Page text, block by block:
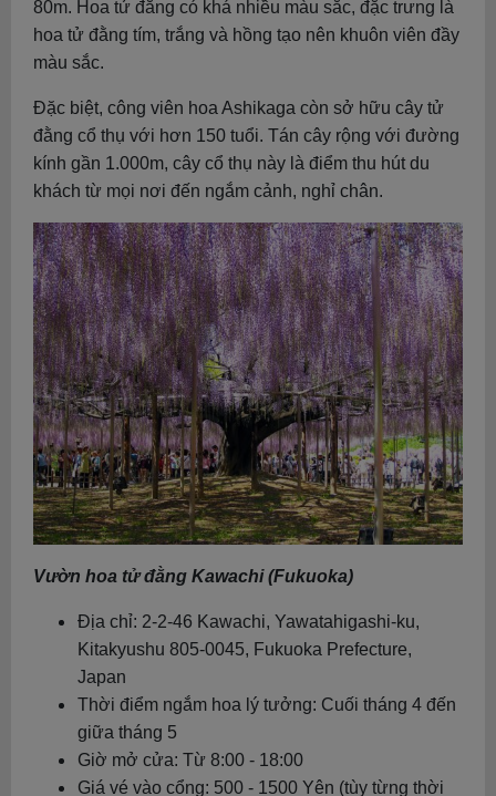
80m. Hoa tử đằng có khá nhiều màu sắc, đặc trưng là
hoa tử đằng tím, trắng và hồng tạo nên khuôn viên đầy
màu sắc.
Đặc biệt, công viên hoa Ashikaga còn sở hữu cây tử
đằng cổ thụ với hơn 150 tuổi. Tán cây rộng với đường
kính gần 1.000m, cây cổ thụ này là điểm thu hút du
khách từ mọi nơi đến ngắm cảnh, nghỉ chân.
Vườn hoa tử đằng Kawachi (Fukuoka)
Địa chỉ: 2-2-46 Kawachi, Yawatahigashi-ku,
Kitakyushu 805-0045, Fukuoka Prefecture,
Japan
Thời điểm ngắm hoa lý tưởng: Cuối tháng 4 đến
giữa tháng 5
Giờ mở cửa: Từ 8:00 - 18:00
Giá vé vào cổng: 500 - 1500 Yên (tùy từng thời